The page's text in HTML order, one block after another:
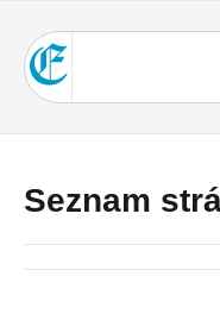
Seznam